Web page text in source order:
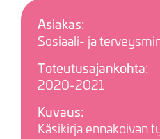
Asiakas:
Sosiaali- ja
Toteutusajankohta:
2020-2021
Kuvaus:
Käsikirja ennakoivan